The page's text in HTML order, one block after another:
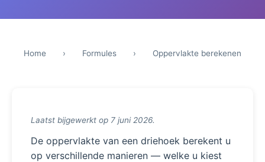
Home › Formules › Oppervlakte berekenen
Laatst bijgewerkt op 7 juni 2026.
De oppervlakte van een driehoek berekent u
op verschillende manieren — welke u kiest